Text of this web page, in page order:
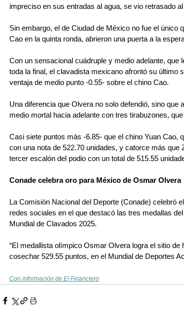
impreciso en sus entradas al agua, se vio retrasado
Sin embargo, el de Ciudad de México no fue el único
Cao en la quinta ronda, abrieron una puerta a la
Con un sensacional cuádruple y medio adelante, que
toda la final, el clavadista mexicano afrontó su último
ventaja de medio punto -0.55- sobre el chino Cao.
Una diferencia que Olvera no solo defendió, sino
medio mortal hacia adelante con tres tirabuzones,
Casi siete puntos más -6.85- que el chino Yuan Cao,
con una nota de 522.70 unidades, y catorce más que
tercer escalón del podio con un total de 515.55
Conade celebra oro para México de Osmar Olvera
La Comisión Nacional del Deporte (Conade) celebró
redes sociales en el que destacó las tres medallas
Mundial de Clavados 2025.
“El medallista olímpico Osmar Olvera logra el sitio
cosechar 529.55 puntos, en el Mundial de Deportes
Con información de El Financiero